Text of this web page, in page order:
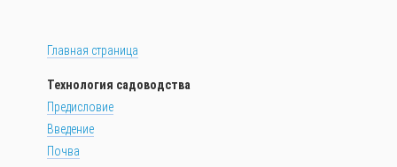
Главная страница
Технология садоводства
Предисловие
Введение
Почва